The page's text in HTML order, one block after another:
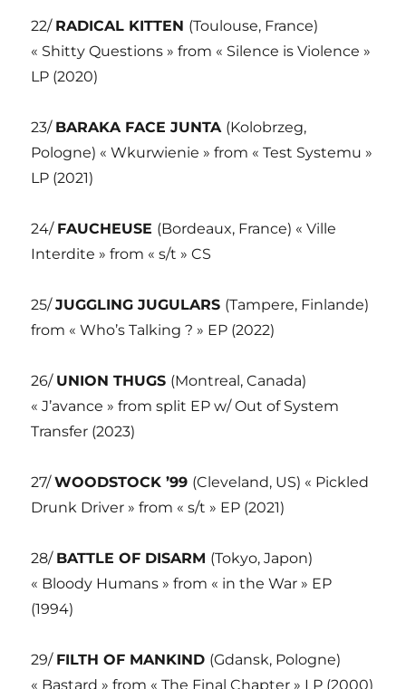
22/ RADICAL KITTEN (Toulouse, France)
« Shitty Questions » from « Silence is Violence »
LP (2020)
23/ BARAKA FACE JUNTA (Kolobrzeg,
Pologne) « Wkurwienie » from « Test Systemu »
LP (2021)
24/ FAUCHEUSE (Bordeaux, France) « Ville
Interdite » from « s/t » CS
25/JUGGLING JUGULARS (Tampere, Finlande)
from « Who’s Talking ? » EP (2022)
26/ UNION THUGS (Montreal, Canada)
« J’avance » from split EP w/ Out of System
Transfer (2023)
27/WOODSTOCK ’99 (Cleveland, US) « Pickled
Drunk Driver » from « s/t » EP (2021)
28/ BATTLE OF DISARM (Tokyo, Japon)
« Bloody Humans » from « in the War » EP
(1994)
29/ FILTH OF MANKIND (Gdansk, Pologne)
« Bastard » from « The Final Chapter » LP (2000)